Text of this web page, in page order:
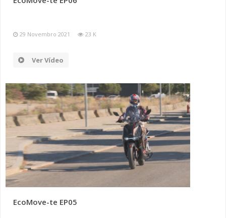
29 Novembro 2021 23 K
Ver Vídeo
EcoMove-te EP05